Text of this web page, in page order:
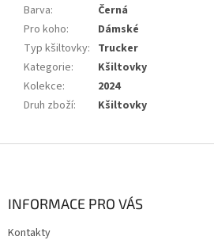
Barva:
Černá
Pro koho:
Dámské
Typ kšiltovky: Trucker
Kategorie:
Kšiltovky
Kolekce:
2024
Druh zboží: Kšiltovky
INFORMACE PRO VÁS
Kontakty